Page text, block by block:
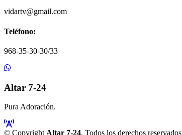
vidartv@gmail.com
Teléfono:
968-35-30-30/33
Altar 7-24
Pura Adoración.
© Copyright Altar 7-24. Todos los derechos reservados